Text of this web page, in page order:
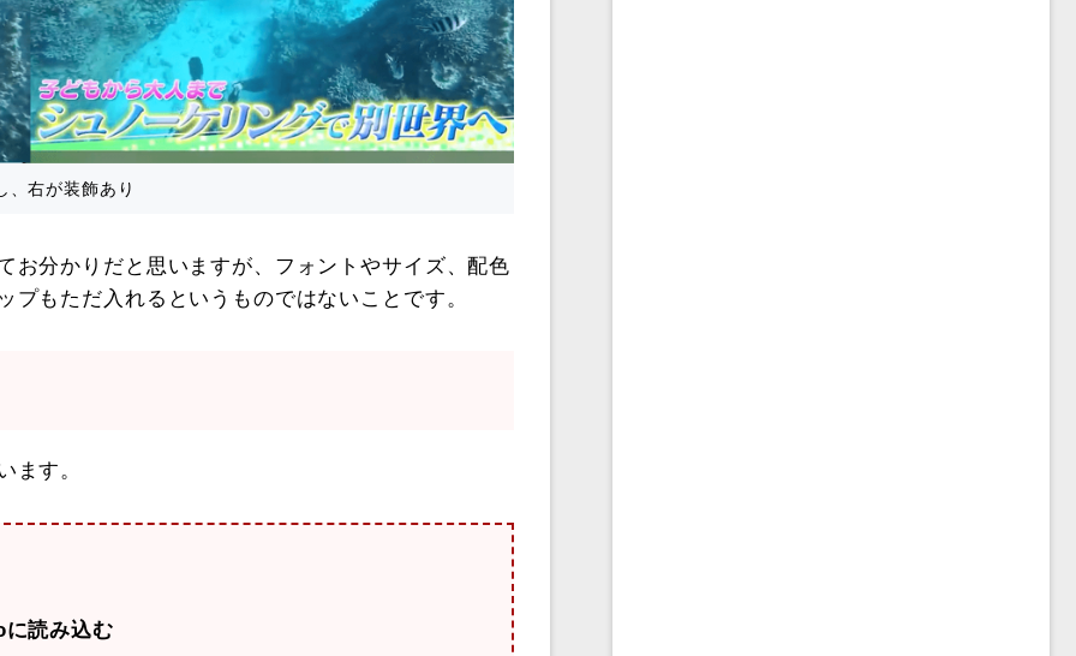
、右が装飾あり
お分かりだと思いますが、フォントやサイズ、配色
もただ入れるというものではないことです。
ます。
読み込む